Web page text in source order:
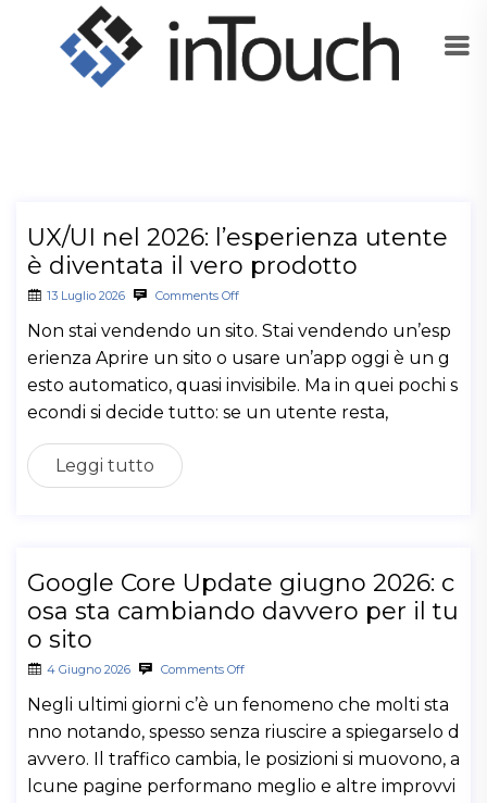
UX/UI nel 2026: l’esperienza utente
è diventata il vero prodotto
13 Luglio 2026 Comments Off
Non stai vendendo un sito. Stai vendendo un’esp
erienza Aprire un sito o usare un’app oggi è un g
esto automatico, quasi invisibile. Ma in quei pochi s
econdi si decide tutto: se un utente resta,
Leggi tutto
Google Core Update giugno 2026: c
osa sta cambiando davvero per il tu
o sito
4 Giugno 2026 Comments Off
Negli ultimi giorni c’è un fenomeno che molti sta
nno notando, spesso senza riuscire a spiegarselo d
avvero. Il traffico cambia, le posizioni si muovono, a
lcune pagine performano meglio e altre improvvi